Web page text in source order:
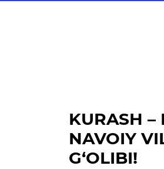
Rekvizitlar
KURASH –
NAVOIY
G‘OLIBI!